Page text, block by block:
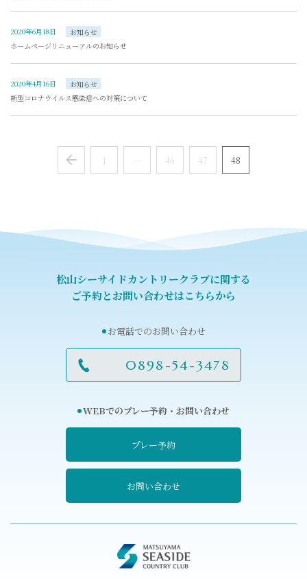
2020年6月18日
お知らせ
ホームページリニューアルのお知らせ
2020年4月16日
お知らせ
新型コロナウイルス感染症への対策について
Prev 1 … 46 47 48
松山シーサイドカントリークラブに関する
ご予約とお問い合わせはこちらから
お電話でのお問い合わせ
0898-54-3478
WEBでのプレー予約・お問い合わせ
プレー予約
お問い合わせ